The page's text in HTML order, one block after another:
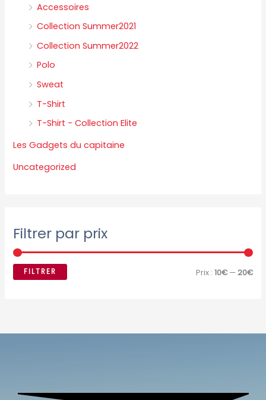
Accessoires
Collection Summer2021
Collection Summer2022
Polo
Sweat
T-Shirt
T-Shirt - Collection Elite
Les Gadgets du capitaine
Uncategorized
Filtrer par prix
FILTRER Prix : 10€—20€